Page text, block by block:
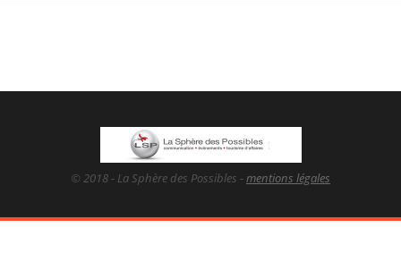
© 2018 - La Sphère des Possibles -mentions légales